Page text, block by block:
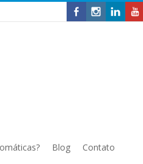
Blog Contato